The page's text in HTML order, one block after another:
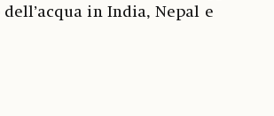
in India, Nepal e